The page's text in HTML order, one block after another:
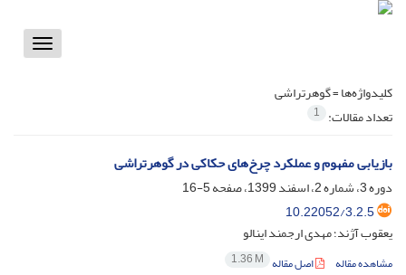
Toggle
کلیدواژه‌ها =گوهرتراشی
تعداد مقالات: 1
بازیابی مفهوم و عملکرد چرخ‌های حکاکی در گوهرتراشی
دوره 3، شماره 2، اسفند 1399، صفحه
5-16
10.22052/3.2.5
یعقوب آژند؛ مهدی ارجمند اینالو
مشاهده مقاله اصل مقاله 1.36 M